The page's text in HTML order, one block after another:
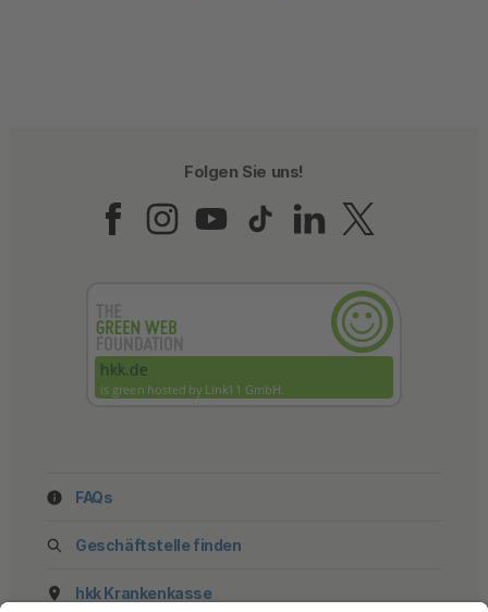
Folgen Sie uns!
Folgen Sie uns auf
Folgen Sie uns auf
Folgen Sie uns
Folgen Sie
Folgen
FAQs
Geschäftstelle finden
hkk Krankenkasse